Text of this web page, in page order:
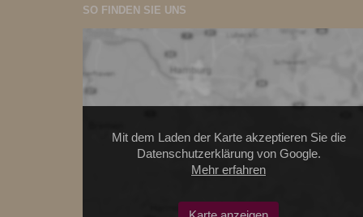
SO FINDEN SIE UNS
Mit dem Laden der Karte akzeptieren Sie die
Datenschutzerklärung von Google.
Mehr erfahren